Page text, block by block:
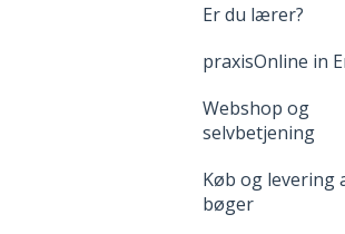
Opret bruger
Dine
Hjælp til
Er du lærer?
Fagpakker
webBog og
FGU -
praxisOnline in
Manage Your
praxisOnline
Webshop og
selvbetjening
Opret bruger
Køb og levering
bøger